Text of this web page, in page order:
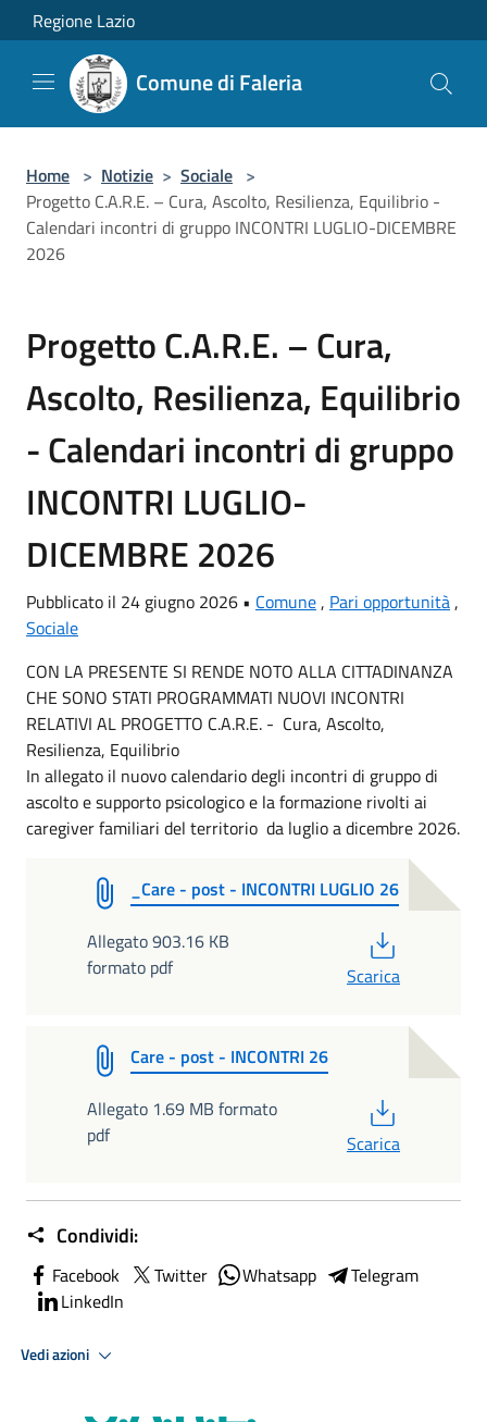
Salta al contenuto principale
Regione Lazio
Comune di Faleria
Home > Notizie > Sociale >
Progetto C.A.R.E. – Cura, Ascolto, Resilienza, Equilibrio -
Calendari incontri di gruppo INCONTRI LUGLIO-DICEMBRE
2026
Progetto C.A.R.E. – Cura,
Ascolto, Resilienza, Equilibrio
- Calendari incontri di gruppo
INCONTRI LUGLIO-
DICEMBRE 2026
Pubblicato il 24 giugno 2026 • Comune, Pari opportunità,
Sociale
CON LA PRESENTE SI RENDE NOTO ALLA CITTADINANZA
CHE SONO STATI PROGRAMMATI NUOVI INCONTRI
RELATIVI AL PROGETTO C.A.R.E. - Cura, Ascolto,
Resilienza, Equilibrio
In allegato il nuovo calendario degli incontri di gruppo di
ascolto e supporto psicologico e la formazione rivolti ai
caregiver familiari del territorio da luglio a dicembre 2026.
_Care - post - INCONTRI LUGLIO 26
Allegato 903.16 KB
formato pdf
Scarica
Care - post - INCONTRI 26
Allegato 1.69 MB formato
pdf
Scarica
Condividi:
Facebook Twitter Whatsapp
Telegram
LinkedIn
Vedi azioni